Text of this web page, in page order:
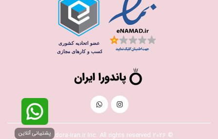
© 2026 Pandora-Iran.ir Inc. All rights reserved پشتیبانی آنلاین